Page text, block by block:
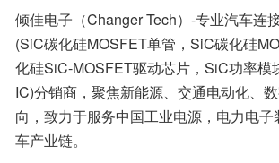
倾佳电子（Changer Tech）-专业汽车连
(SiC碳化硅MOSFET单管，SiC碳化硅
化硅SiC-MOSFET驱动芯片，SiC功率模
IC)分销商，聚焦新能源、交通电动化、
向，致力于服务中国工业电源，电力电
车产业链。